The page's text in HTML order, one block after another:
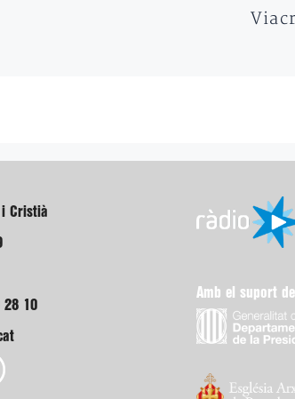
i Cristià
28 10
Amb el suport